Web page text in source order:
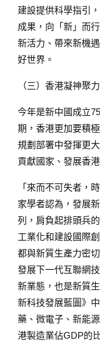
建設提供科學指引
成果，向「新」而
新活力、帶來新機
好世界。
（三）香港凝神聚
今年是新中國成立
期，香港更加要積
規劃部署中發揮更
貢獻國家、發展香
「來而不可失者，
家學者認為，發展
列，肩負起排頭兵
工業化和建設國際
都與新質生產力密
發展下一代互聯網
新業態，也是新質
新科技發展藍圖》
藥、微電子、新能
港製造業佔GDP的